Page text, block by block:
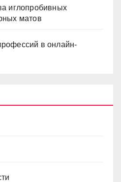
иглопробивных
матов
в онлайн-